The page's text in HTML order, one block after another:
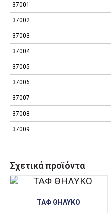
37001
37002
37003
37004
37005
37006
37007
37008
37009
Σχετικά προϊόντα
ΤΑΦ ΘΗΛΥΚΟ